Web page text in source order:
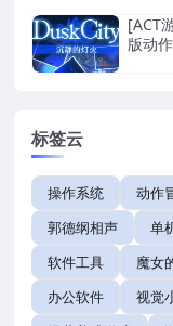
[ACT
版动
标签云
操作系统 动作
郭德纲相声
单
软件工具
魔女
办公软件
视觉